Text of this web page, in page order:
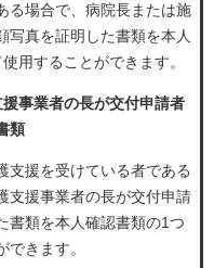
る場合で、病院長または施
写真を証明した書類を本人
用することができます。
事業者の長が交付申請者
類
支援を受けている者である
支援事業者の長が交付申請
書類を本人確認書類の1つ
できます。